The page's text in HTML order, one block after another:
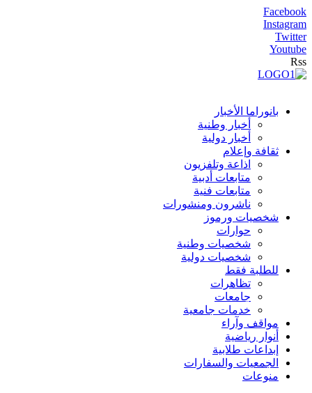
Facebook
Instagram
Twitter
Youtube
Rss
بانوراما الأخبار
أخبار وطنية
أخبار دولية
ثقافة وإعلام
اذاعة وتلفزيون
متابعات أدبية
متابعات فنية
ناشرون ومنشورات
شخصيات ورموز
حوارات
شخصيات وطنية
شخصيات دولية
للطلبة فقط
تظاهرات
جامعات
خدمات جامعية
مواقف وآراء
أنوار رياضية
إبداعات طلابية
الجمعيات والسفارات
منوعات